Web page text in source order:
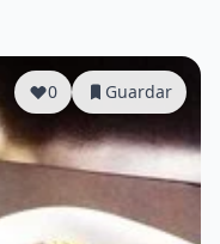
0 Guardar